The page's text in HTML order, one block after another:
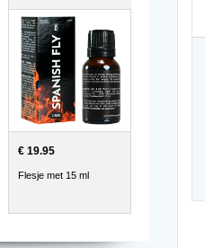
€ 19.95
Flesje met 15 ml